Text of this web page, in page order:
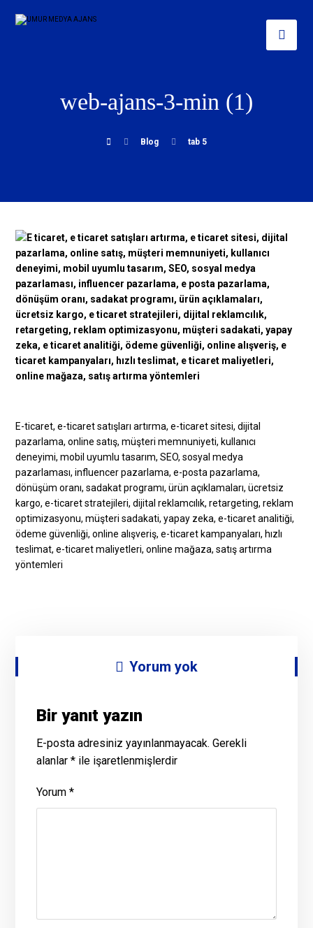
web-ajans-3-min (1)
Blog tab 5
E-ticaret, e-ticaret satışları artırma, e-ticaret sitesi, dijital
pazarlama, online satış, müşteri memnuniyeti, kullanıcı
deneyimi, mobil uyumlu tasarım, SEO, sosyal medya
pazarlaması, influencer pazarlama, e-posta pazarlama,
dönüşüm oranı, sadakat programı, ürün açıklamaları, ücretsiz
kargo, e-ticaret stratejileri, dijital reklamcılık, retargeting, reklam
optimizasyonu, müşteri sadakati, yapay zeka, e-ticaret analitiği,
ödeme güvenliği, online alışveriş, e-ticaret kampanyaları, hızlı
teslimat, e-ticaret maliyetleri, online mağaza, satış artırma
yöntemleri
Yorum yok
Bir yanıt yazın
E-posta adresiniz yayınlanmayacak. Gerekli
alanlar* ile işaretlenmişlerdir
Yorum*